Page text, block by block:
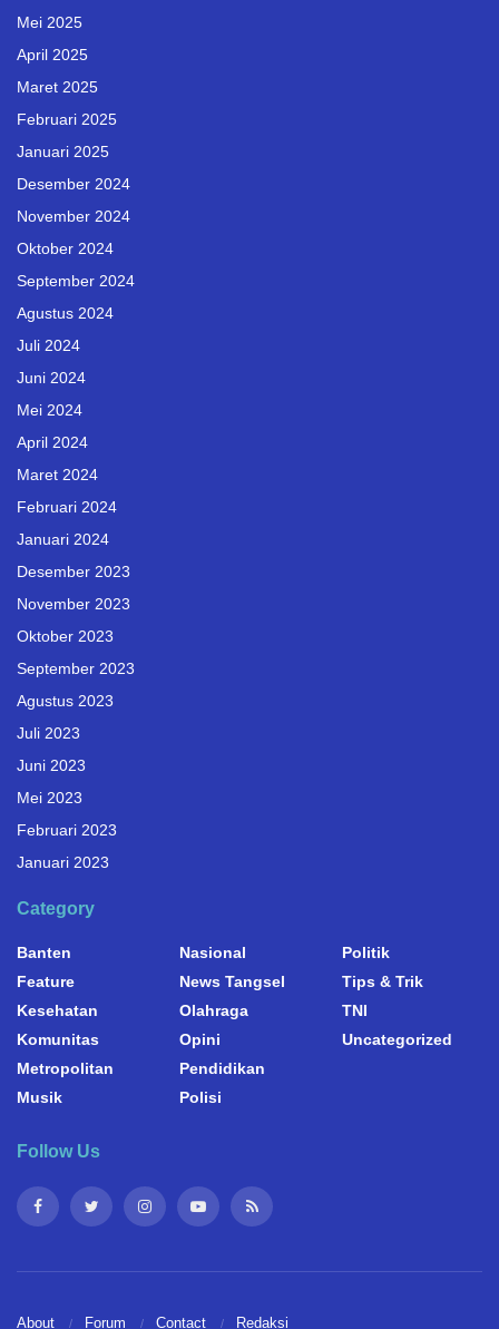
Mei 2025
April 2025
Maret 2025
Februari 2025
Januari 2025
Desember 2024
November 2024
Oktober 2024
September 2024
Agustus 2024
Juli 2024
Juni 2024
Mei 2024
April 2024
Maret 2024
Februari 2024
Januari 2024
Desember 2023
November 2023
Oktober 2023
September 2023
Agustus 2023
Juli 2023
Juni 2023
Mei 2023
Februari 2023
Januari 2023
Category
Banten
Feature
Kesehatan
Komunitas
Metropolitan
Musik
Nasional
News Tangsel
Olahraga
Opini
Pendidikan
Polisi
Politik
Tips & Trik
TNI
Uncategorized
Follow Us
About Forum Contact Redaksi